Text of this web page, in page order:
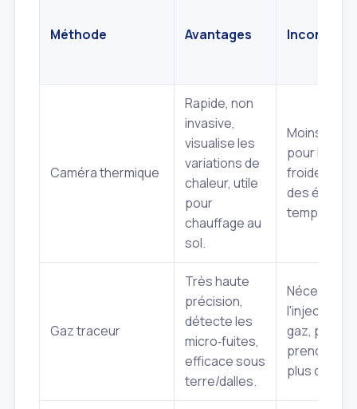
Méthode Avantages
Caméra thermique
Rapide, non
invasive,
visualise les
variations de
chaleur, utile
pour
chauffage au
sol.
Moins
pour l'eau
froide,
des écarts
Gaz traceur
Très haute
précision,
détecte les
micro‑fuites,
efficace sous
terre/dalles.
Nécessite
l'injection
gaz, peut
prendre un
plus de